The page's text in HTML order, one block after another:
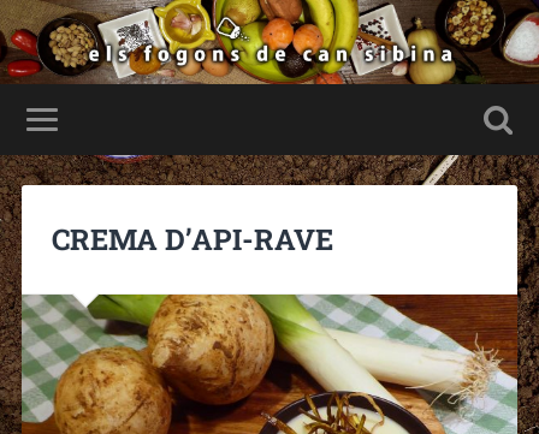
CREMA D’API-RAVE